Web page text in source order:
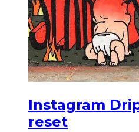
Instagram
reset